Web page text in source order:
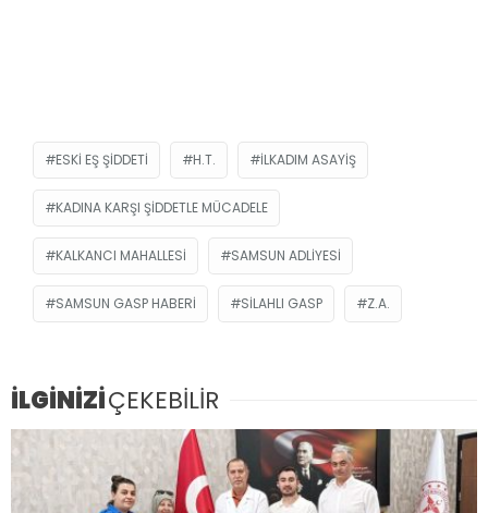
ESKI EŞ ŞIDDETI H.T. İLKADIM ASAYIŞ
KADINA KARŞI ŞIDDETLE MÜCADELE
KALKANCI MAHALLESI SAMSUN ADLIYESI
SAMSUN GASP HABERI SILAHLI GASP Z.A.
İLGİNİZİÇEKEBİLİR